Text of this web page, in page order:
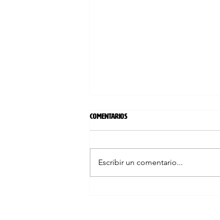
Comentarios
Escribir un comentario...